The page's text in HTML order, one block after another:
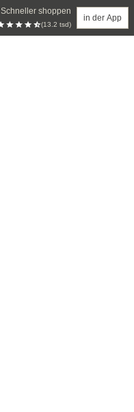
Schneller shoppen
(13.2 tsd)
in der App